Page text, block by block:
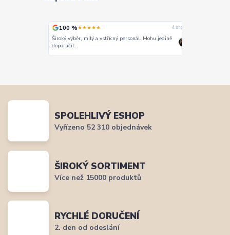
100 %★★★★★ 4. srpna
Široký výběr, milý a vstřícný personál. Mohu jedině
doporučit.
SPOLEHLIVÝ ESHOP
Vyřízeno 52 310 objednávek
ŠIROKÝ SORTIMENT
Více než 15000 produktů
RYCHLÉ DORUČENÍ
2. den od odeslání